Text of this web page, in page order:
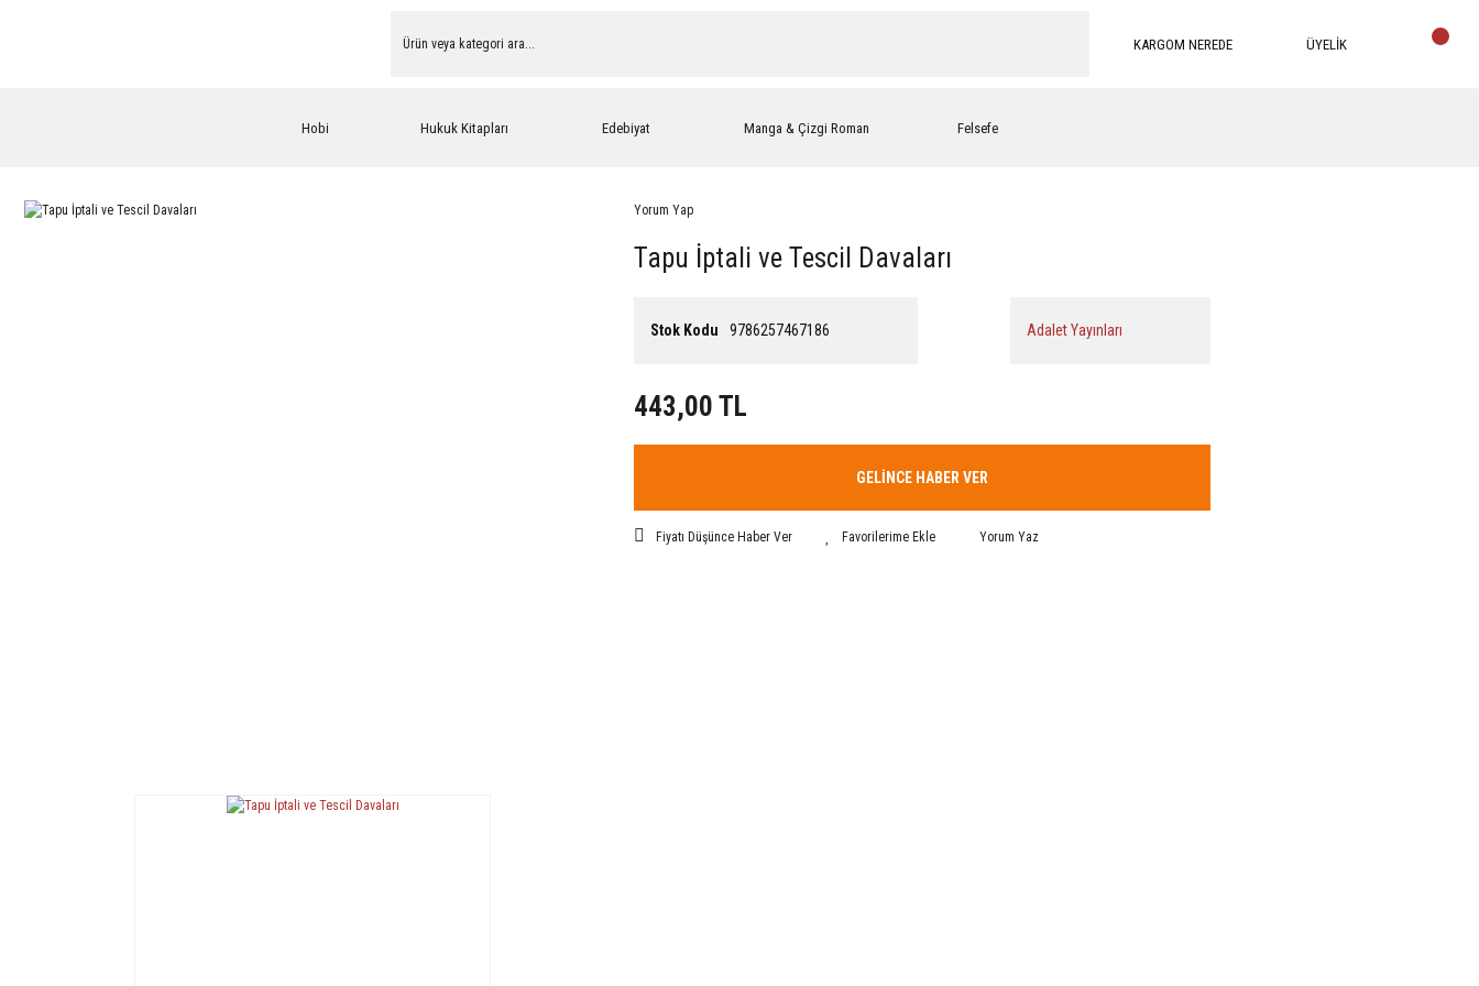
KARGOM NEREDE ÜYELİK
Hobi Hukuk Kitapları Edebiyat Manga & Çizgi Roman Felsefe
Yorum Yap
Tapu İptali ve Tescil Davaları
Stok Kodu 9786257467186 Adalet Yayınları
443,00 TL
GELİNCE HABER VER
Fiyatı Düşünce Haber Ver Yorum Yaz